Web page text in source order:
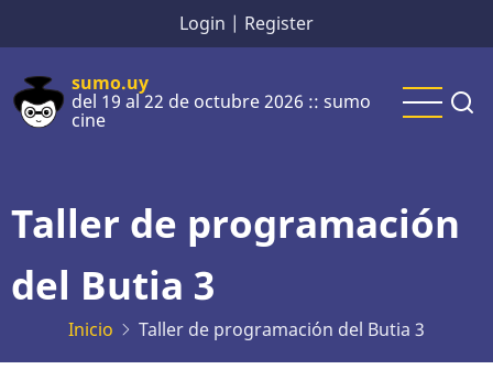
al
contenido
principal
Login | Register
sumo.uy
del 19 al 22 de octubre 2026 :: sumo
cine
Taller de programación
del Butia 3
Inicio Taller de programación del Butia 3